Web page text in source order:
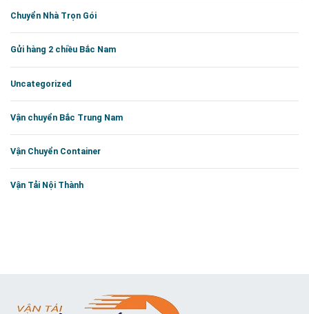
Chuyển Nhà Trọn Gói
Gửi hàng 2 chiều Bắc Nam
Uncategorized
Vận chuyển Bắc Trung Nam
Vận Chuyển Container
Vận Tải Nội Thành